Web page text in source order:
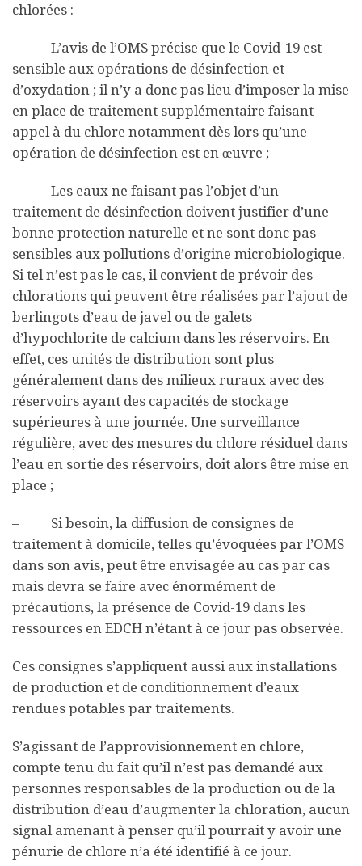
chlorées :
– L’avis de l’OMS précise que le Covid-19 est
sensible aux opérations de désinfection et
d’oxydation ; il n’y a donc pas lieu d’imposer la mise
en place de traitement supplémentaire faisant
appel à du chlore notamment dès lors qu’une
opération de désinfection est en œuvre ;
– Les eaux ne faisant pas l’objet d’un
traitement de désinfection doivent justifier d’une
bonne protection naturelle et ne sont donc pas
sensibles aux pollutions d’origine microbiologique.
Si tel n’est pas le cas, il convient de prévoir des
chlorations qui peuvent être réalisées par l’ajout de
berlingots d’eau de javel ou de galets
d’hypochlorite de calcium dans les réservoirs. En
effet, ces unités de distribution sont plus
généralement dans des milieux ruraux avec des
réservoirs ayant des capacités de stockage
supérieures à une journée. Une surveillance
régulière, avec des mesures du chlore résiduel dans
l’eau en sortie des réservoirs, doit alors être mise en
place ;
– Si besoin, la diffusion de consignes de
traitement à domicile, telles qu’évoquées par l’OMS
dans son avis, peut être envisagée au cas par cas
mais devra se faire avec énormément de
précautions, la présence de Covid-19 dans les
ressources en EDCH n’étant à ce jour pas observée.
Ces consignes s’appliquent aussi aux installations
de production et de conditionnement d’eaux
rendues potables par traitements.
S’agissant de l’approvisionnement en chlore,
compte tenu du fait qu’il n’est pas demandé aux
personnes responsables de la production ou de la
distribution d’eau d’augmenter la chloration, aucun
signal amenant à penser qu’il pourrait y avoir une
pénurie de chlore n’a été identifié à ce jour.